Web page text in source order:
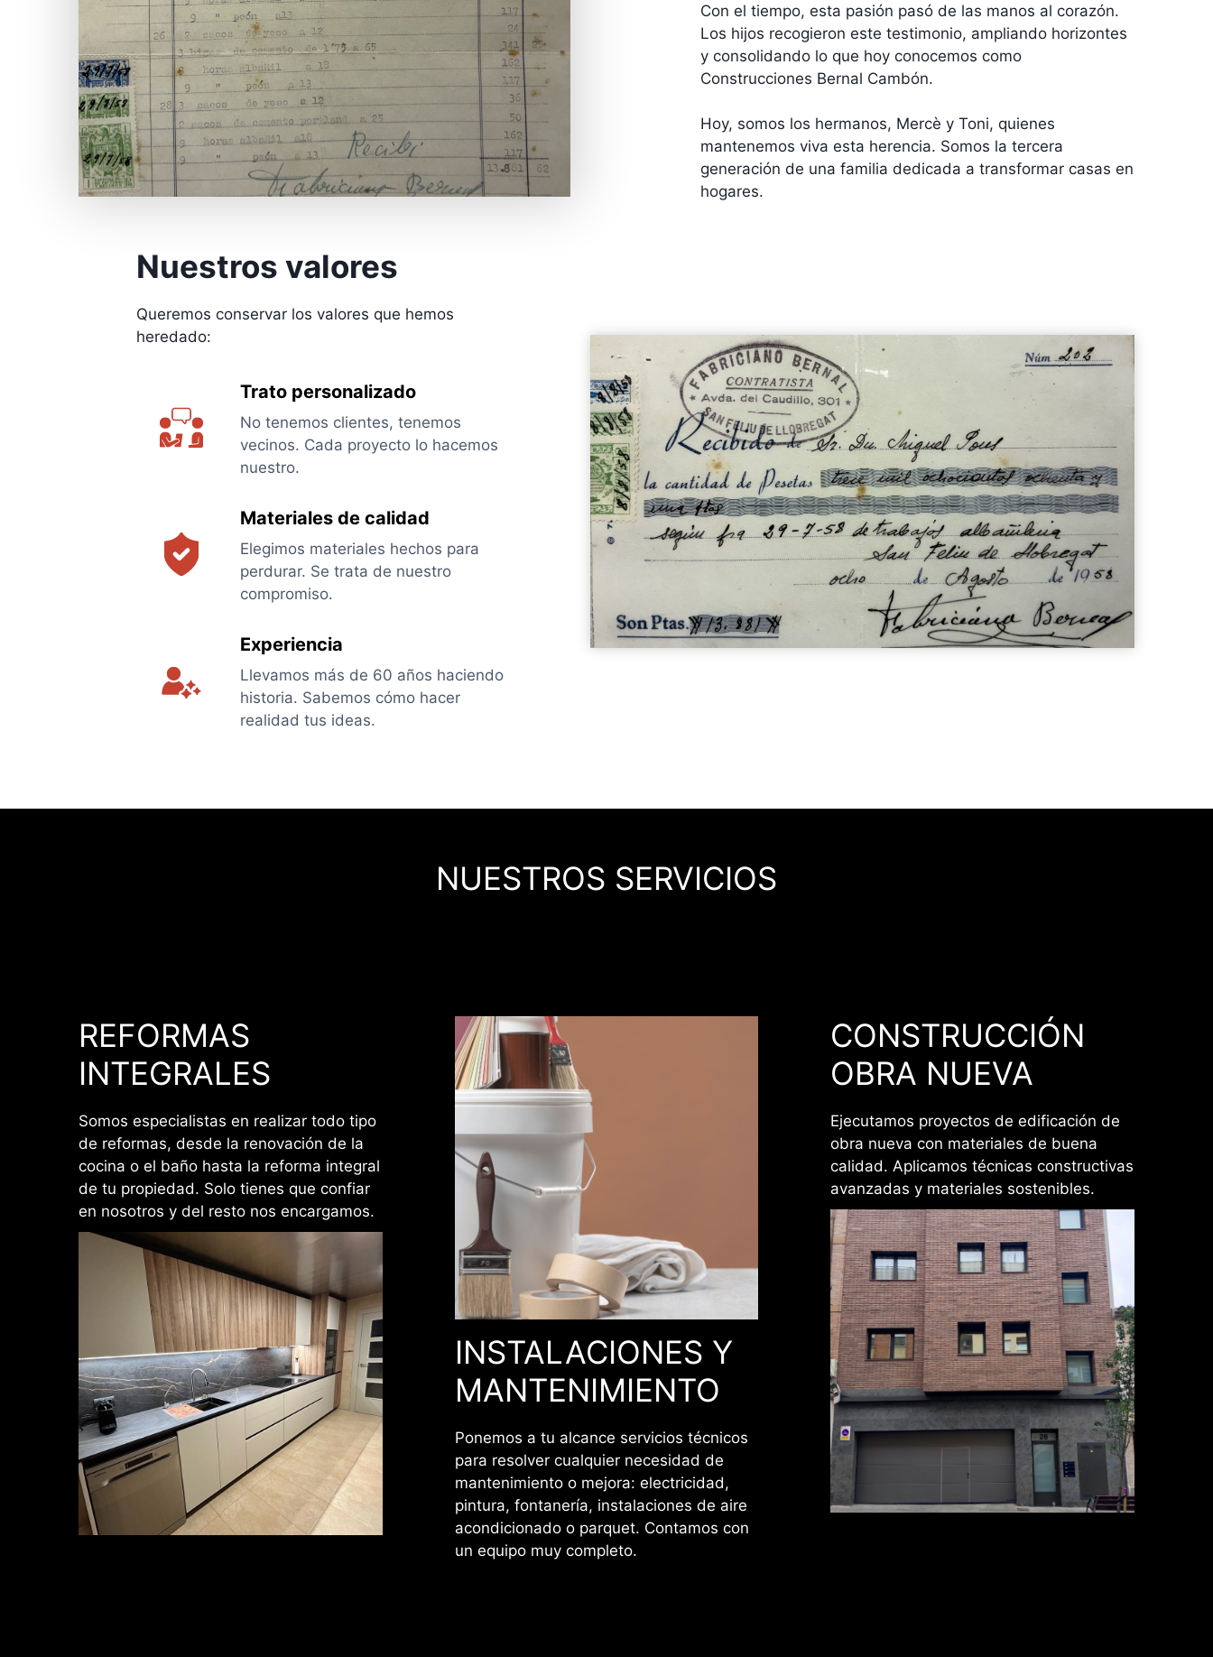
Con el tiempo, esta pasión pasó de las manos al corazón.
Los hijos recogieron este testimonio, ampliando horizontes
y consolidando lo que hoy conocemos como
Construcciones Bernal Cambón.
Hoy, somos los hermanos, Mercè y Toni, quienes
mantenemos viva esta herencia. Somos la tercera
generación de una familia dedicada a transformar casas en
hogares.
Nuestros valores
Queremos conservar los valores que hemos
heredado:
Trato personalizado
No tenemos clientes, tenemos
vecinos. Cada proyecto lo hacemos
nuestro.
Materiales de calidad
Elegimos materiales hechos para
perdurar. Se trata de nuestro
compromiso.
Experiencia
Llevamos más de 60 años haciendo
historia. Sabemos cómo hacer
realidad tus ideas.
NUESTROS SERVICIOS
REFORMAS
INTEGRALES
Somos especialistas en realizar todo tipo
de reformas, desde la renovación de la
cocina o el baño hasta la reforma integral
de tu propiedad. Solo tienes que confiar
en nosotros y del resto nos encargamos.
INSTALACIONES Y
MANTENIMIENTO
Ponemos a tu alcance servicios técnicos
para resolver cualquier necesidad de
mantenimiento o mejora: electricidad,
pintura, fontanería, instalaciones de aire
acondicionado o parquet. Contamos con
un equipo muy completo.
CONSTRUCCIÓN
OBRA NUEVA
Ejecutamos proyectos de edificación de
obra nueva con materiales de buena
calidad. Aplicamos técnicas constructivas
avanzadas y materiales sostenibles.